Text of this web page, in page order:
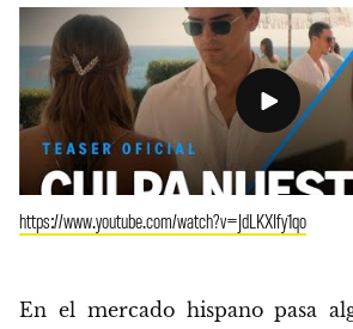
https://www.youtube.com/watch?v=JdLKXIfy1qo
En el mercado hispano pasa